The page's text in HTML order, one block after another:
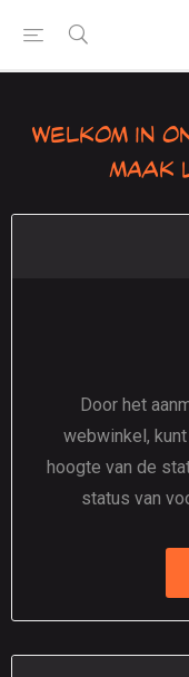
Welkom in
maak
Door het
webwinkel,
hoogte van de
status van